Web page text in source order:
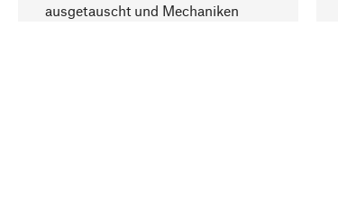
ausgetauscht und Mechaniken